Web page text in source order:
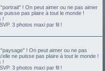
! On peut aimer ou ne pas aimer
puisse pas plaire à tout le monde !
!
3 photos maxi par fil !
! On peut aimer ou ne pas
ne puisse pas plaire à tout le monde !
!
3 photos maxi par fil !